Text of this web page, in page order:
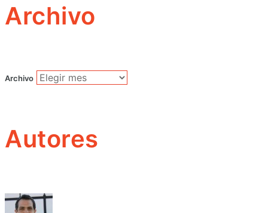
Archivo
Archivo
Autores